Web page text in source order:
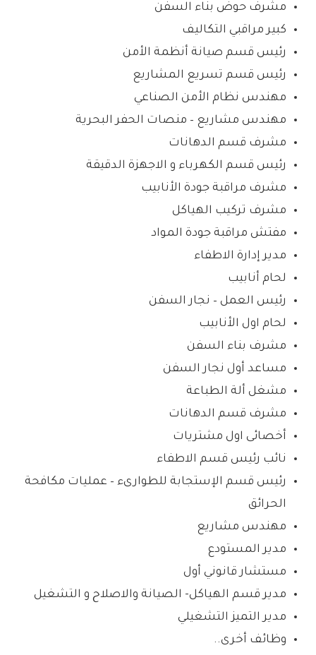
مشرف حوض بناء السفن
كبير مراقبي التكاليف
رئيس قسم صيانة أنظمة الأمن
رئيس قسم تسريع المشاريع
مهندس نظام الأمن الصناعي
مهندس مشاريع – منصات الحفر البحرية
مشرف قسم الدهانات
رئيس قسم الكهرباء و الاجهزة الدقيقة
مشرف مراقبة جودة الأنابيب
مشرف تركيب الهياكل
مفتش مراقبة جودة المواد
مدير إدارة الاطفاء
لحام أنابيب
رئيس العمل – نجار السفن
لحام اول الأنابيب
مشرف بناء السفن
مساعد أول نجار السفن
مشغل ألة الطباعة
مشرف قسم الدهانات
أخصائى اول مشتريات
نائب رئيس قسم الاطفاء
رئيس قسم الإستجابة للطوارىء – عمليات مكافحة
الحرائق
مهندس مشاريع
مدير المستودع
مستشار قانوني أول
مدير قسم الهياكل- الصيانة والاصلاح و التشغيل
مدير التميز التشغيلي
وظائف أخرى..